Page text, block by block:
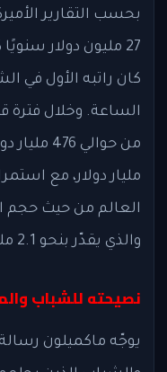
بحسب التقارير
27 مليون دولار
الساعة. وخلال فترة
مليار دولار، مع
العالم من حيث حجم
والذي يقدّر بنحو 2.1 مليون موظف حول العالم.
نصيحته للشباب
يوجّه ماكميلون